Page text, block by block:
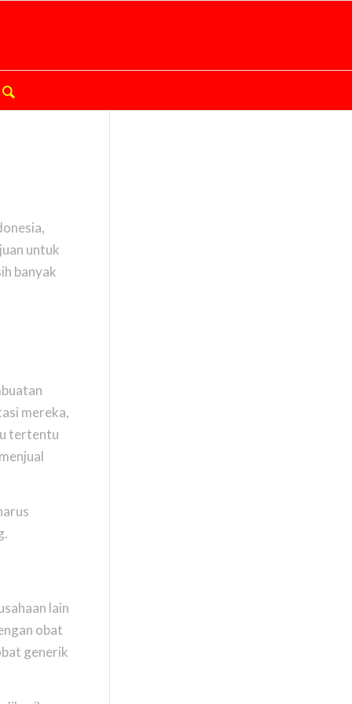
untuk
banyak
mereka,
tertentu
lain
obat
generik